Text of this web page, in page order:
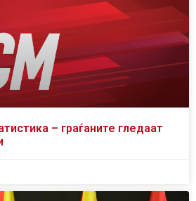
– граѓаните гледаат